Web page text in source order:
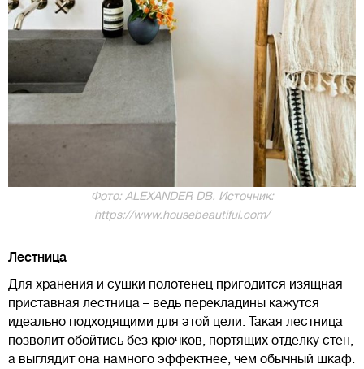
Фото: ALEXANDER DB. Источник:
https://www.housebeautiful.com/
Лестница
Для хранения и сушки полотенец пригодится изящная
приставная лестница – ведь перекладины кажутся
идеально подходящими для этой цели. Такая лестница
позволит обойтись без крючков, портящих отделку стен,
а выглядит она намного эффектнее, чем обычный шкаф.